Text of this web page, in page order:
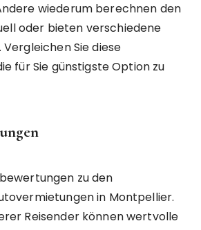
wiederum berechnen den
oder bieten verschiedene
Sie diese
für Sie günstigste Option zu
zu den
in Montpellier.
Reisender können wertvolle